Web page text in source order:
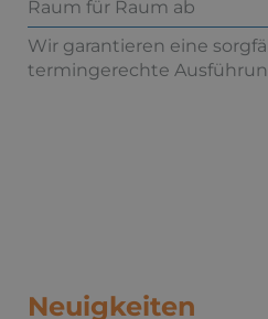
Raum für Raum ab
Wir garantieren eine
termingerechte
Neuigkeiten